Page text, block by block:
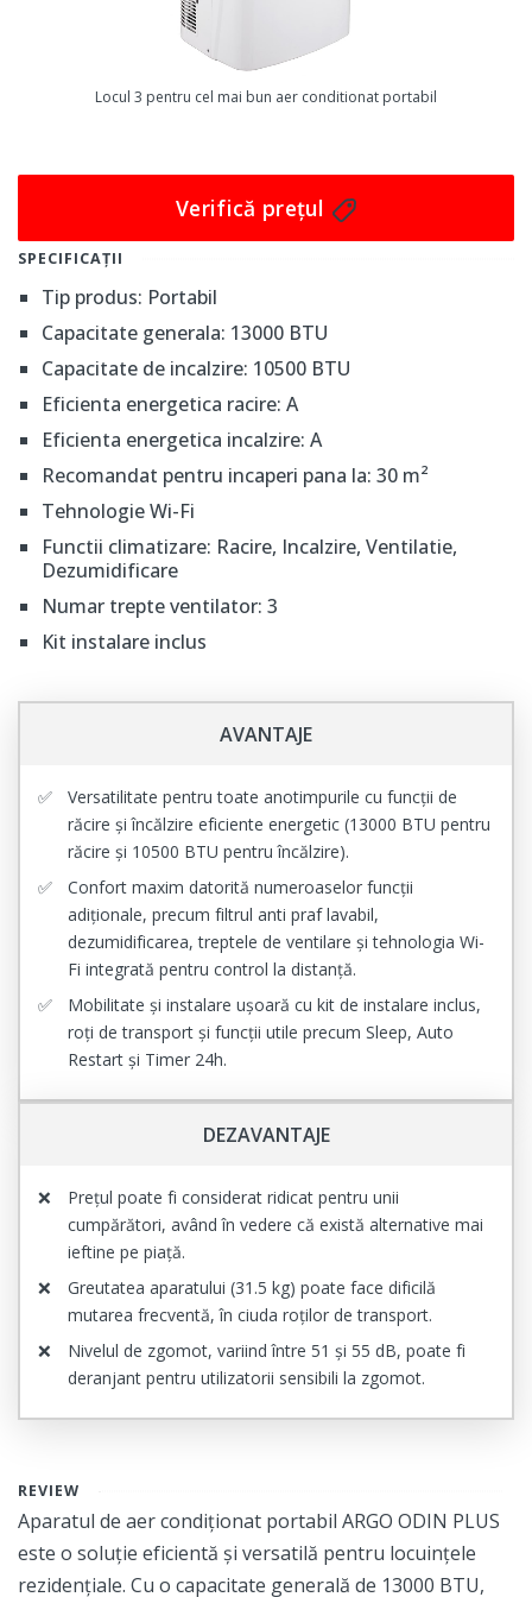
Designul compact și modern, de culoare albă, se
integrează armonios în orice decor. Aparatul nu ocupă
mult spațiu, având dimensiuni reduse și o greutate de
somn liniștit. Funcția de pornire automată și timer-ul
sunt adiții utile, care aduc confort suplimentar
utilizatorului. În concluzie, Bomann CL 6061 CB se
orice locuință.
SPECIFICAȚII
Tip produs: Portabil
Capacitate generala: 13000 BTU
Capacitate de incalzire: 10500 BTU
Eficienta energetica racire: A
Eficienta energetica incalzire: A
Recomandat pentru incaperi pana la: 30 m²
Tehnologie Wi-Fi
Functii climatizare: Racire, Incalzire, Ventilatie,
Dezumidificare
Numar trepte ventilator: 3
Kit instalare inclus
Locul 3 pentru cel mai bun aer conditionat portabil
Verifică prețul
AVANTAJE
Versatilitate pentru toate anotimpurile cu funcții de
răcire și încălzire eficiente energetic (13000 BTU pentru
răcire și 10500 BTU pentru încălzire).
Confort maxim datorită numeroaselor funcții
adiționale, precum filtrul anti praf lavabil,
dezumidificarea, treptele de ventilare și tehnologia Wi-
Fi integrată pentru control la distanță.
Mobilitate și instalare ușoară cu kit de instalare inclus,
roți de transport și funcții utile precum Sleep, Auto
Restart și Timer 24h.
DEZAVANTAJE
Prețul poate fi considerat ridicat pentru unii
cumpărători, având în vedere că există alternative mai
ieftine pe piață.
Greutatea aparatului (31.5 kg) poate face dificilă
mutarea frecventă, în ciuda roților de transport.
Nivelul de zgomot, variind între 51 și 55 dB, poate fi
deranjant pentru utilizatorii sensibili la zgomot.
REVIEW
Aparatul de aer condiționat portabil ARGO ODIN PLUS
este o soluție eficientă și versatilă pentru locuințele
rezidențiale. Cu o capacitate generală de 13000 BTU,